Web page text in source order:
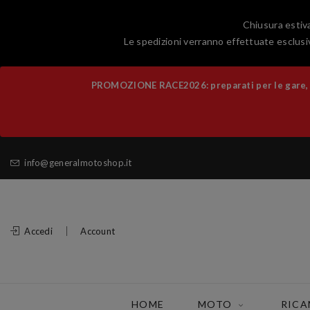
Chiusura
Le spedizioni verranno effettuate
PROMOZIONE RACE2026: preparati per le
info@generalmotoshop.it
Accedi Account
HOME MOTO